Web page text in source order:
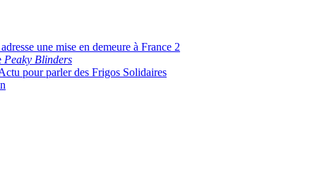
une mise en demeure à France 2
Peaky Blinders
pour parler des Frigos Solidaires